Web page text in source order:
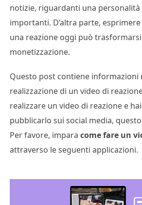
notizie, riguardanti una
importanti. D’altra parte, esprimere
una reazione oggi può
monetizzazione.
Questo post contiene informazioni
realizzazione di un video di
realizzare un video di reazione e
pubblicarlo sui social media,
Per favore, impara come fare un
attraverso le seguenti applicazioni.